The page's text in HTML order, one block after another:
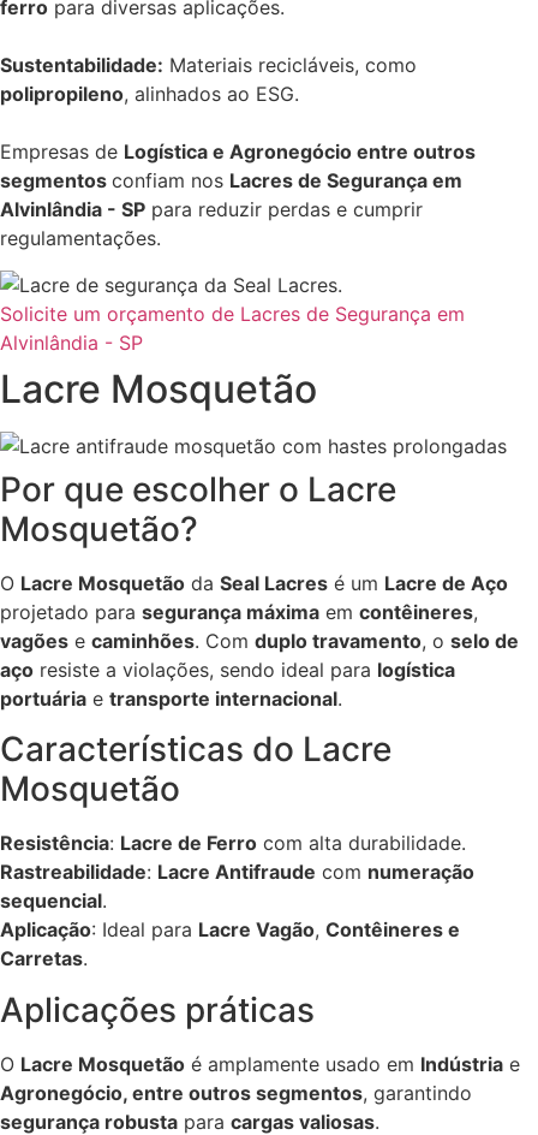
ferro para diversas aplicações.
Sustentabilidade: Materiais recicláveis, como
polipropileno, alinhados ao ESG.
Empresas de Logística e Agronegócio entre outros
segmentos confiam nos Lacres de Segurança em
Alvinlândia - SP para reduzir perdas e cumprir
regulamentações.
Solicite um orçamento de Lacres de Segurança em
Alvinlândia - SP
Lacre Mosquetão
Por que escolher o Lacre
Mosquetão?
O Lacre Mosquetão da Seal Lacres é um Lacre de Aço
projetado para segurança máxima em contêineres,
vagões e caminhões. Com duplo travamento, o selo de
aço resiste a violações, sendo ideal para logística
portuária e transporte internacional.
Características do Lacre
Mosquetão
Resistência: Lacre de Ferro com alta durabilidade.
Rastreabilidade: Lacre Antifraude com numeração
sequencial.
Aplicação: Ideal para Lacre Vagão, Contêineres e
Carretas.
Aplicações práticas
O Lacre Mosquetão é amplamente usado em Indústria e
Agronegócio, entre outros segmentos, garantindo
segurança robusta para cargas valiosas.